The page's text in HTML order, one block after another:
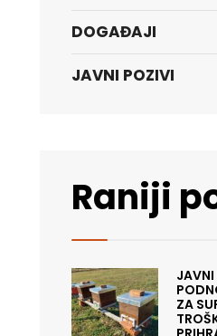
DOGAĐAJI
JAVNI POZIVI
Raniji
ZA